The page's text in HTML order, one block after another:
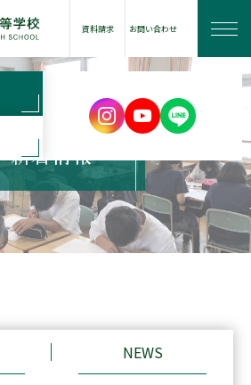
資料請求 お問い合わせ
新着情報
NEWS